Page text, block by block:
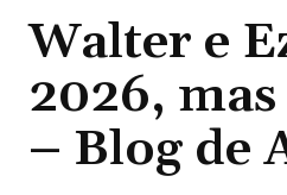
Walter e
2026,
– Blog de